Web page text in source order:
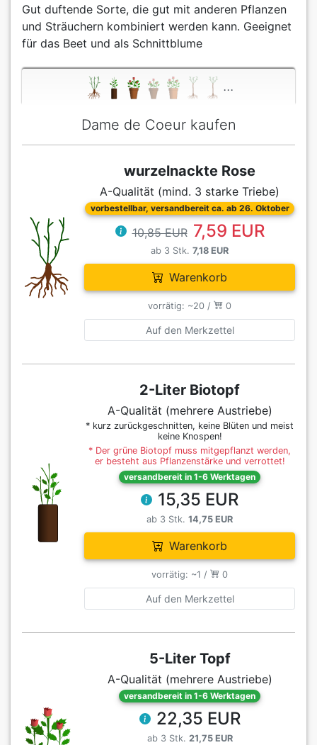
Gut duftende Sorte, die gut mit anderen Pflanzen
und Sträuchern kombiniert werden kann. Geeignet
für das Beet und als Schnittblume
...
Dame de Coeur kaufen
wurzelnackte Rose
A-Qualität (mind. 3 starke Triebe)
vorbestellbar, versandbereit ca. ab 26. Oktober
10,85 EUR 7,59 EUR
ab 3 Stk. 7,18 EUR
Warenkorb
vorrätig: ~20 / 0
Auf den Merkzettel
2-Liter Biotopf
A-Qualität (mehrere Austriebe)
* kurz zurückgeschnitten, keine Blüten und meist
keine Knospen!
* Der grüne Biotopf muss mitgepflanzt werden,
er besteht aus Pflanzenstärke und verrottet!
versandbereit in 1-6 Werktagen
15,35 EUR
ab 3 Stk. 14,75 EUR
Warenkorb
vorrätig: ~1 / 0
Auf den Merkzettel
5-Liter Topf
A-Qualität (mehrere Austriebe)
versandbereit in 1-6 Werktagen
22,35 EUR
ab 3 Stk. 21,75 EUR